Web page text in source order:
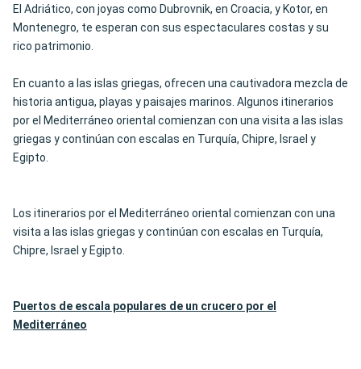
El Adriático, con joyas como Dubrovnik, en Croacia, y Kotor, en
Montenegro, te esperan con sus espectaculares costas y su
rico patrimonio.
En cuanto a las islas griegas, ofrecen una cautivadora mezcla de
historia antigua, playas y paisajes marinos. Algunos itinerarios
por el Mediterráneo oriental comienzan con una visita a las islas
griegas y continúan con escalas en Turquía, Chipre, Israel y
Egipto.
Los itinerarios por el Mediterráneo oriental comienzan con una
visita a las islas griegas y continúan con escalas en Turquía,
Chipre, Israel y Egipto.
Puertos de escala populares de un crucero por el
Mediterráneo